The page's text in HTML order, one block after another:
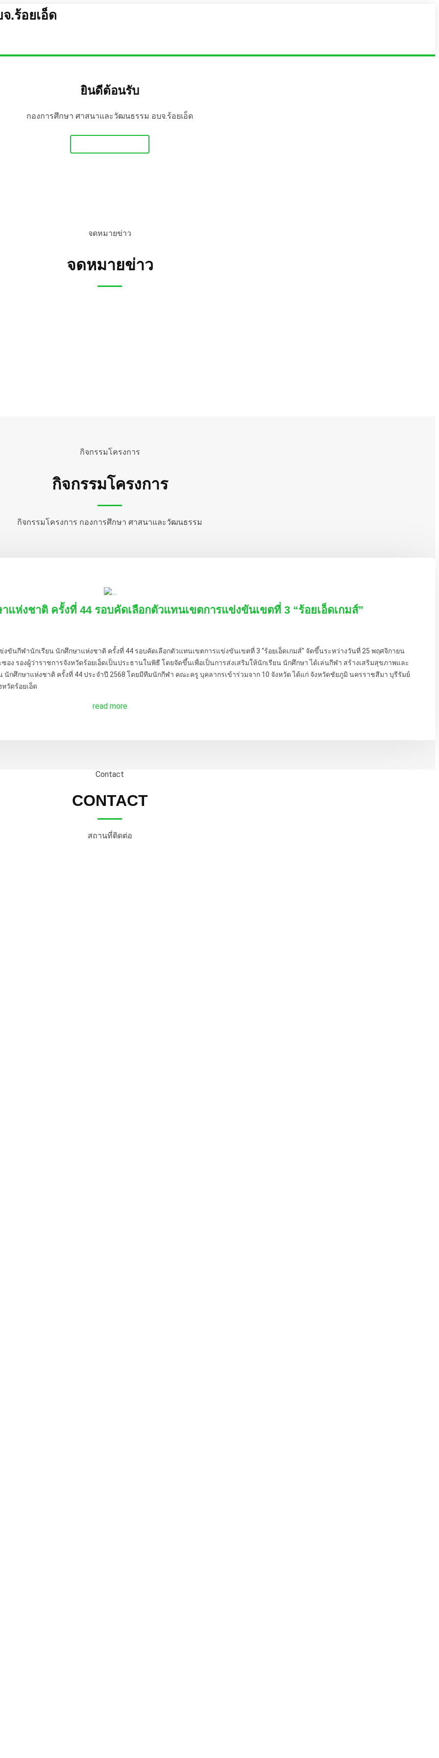
.ร้อยเอ็ด
ยินดีต้อนรับ
กองการศึกษา ศาสนาและวัฒนธรรม อบจ.ร้อยเอ็ด
จดหมายข่าว
จดหมายข่าว
กิจกรรมโครงการ
กิจกรรมโครงการ
กิจกรรมโครงการ กองการศึกษา ศาสนาและวัฒนธรรม
ห่งชาติ ครั้งที่ 44 รอบคัดเลือกตัวแทนเขตการแข่งขันเขตที่ 3 “ร้อยเอ็ดเกมส์”
ฬานักเรียน นักศึกษาแห่งชาติ ครั้งที่ 44 รอบคัดเลือกตัวแทนเขตการแข่งขันเขตที่ 3 “ร้อยเอ็ดเกมส์” จัดขึ้นระหว่างวันที่ 25 พฤศจิกายน
ง รองผู้ว่าราชการจังหวัดร้อยเอ็ดเป็นประธานในพิธี โดยจัดขึ้นเพื่อเป็นการส่งเสริมให้นักเรียน นักศึกษา ได้เล่นกีฬา สร้างเสริมสุขภาพและ
กศึกษาแห่งชาติ ครั้งที่ 44 ประจำปี 2568 โดยมีทีมนักกีฬา คณะครู บุคลากรเข้าร่วมจาก 10 จังหวัด ได้แก่ จังหวัดชัยภูมิ นครราชสีมา บุรีรัมย์
วัดร้อยเอ็ด
read more
Contact
CONTACT
สถานที่ติดต่อ